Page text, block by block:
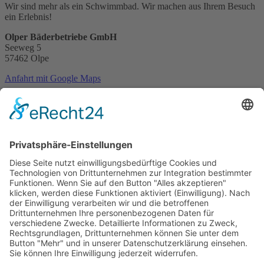
Wir sind mehr als ein Schwimmbad. Wir machen aus Ihrem Besuch
ein Erlebnis!
Olper Bäderbetriebe GmbH
Seeweg 5
57462 Olpe
Anfahrt mit Google Maps
Tel.:
E-Mail:info@freizeitbad-olpe.de
Bankverbindung
Datenschutz
Disclaimer
Impressum
©2026 - Freizeitbad Olpe